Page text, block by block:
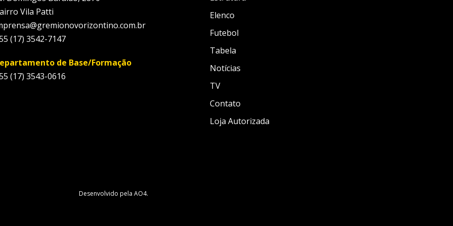
Vila Patti
(17) 3542-7147
de Base/Formação
(17) 3543-0616
Elenco
Futebol
Tabela
Notícias
TV
Contato
Loja Autorizada
Desenvolvido pela AO4.